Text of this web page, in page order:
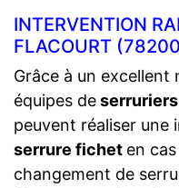
INTERVENTION
FLACOURT
Grâce à un excellent
équipes deserruriers
peuvent réaliser
serrure fichet en
changement de